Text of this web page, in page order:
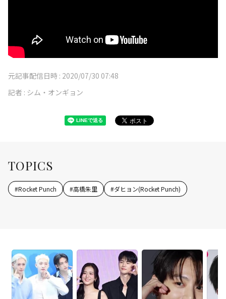
元記事配信日時 : 2020/07/30 07:48
記者 : シム・オンギョン
TOPICS
#Rocket Punch #高橋朱里 #ダヒョン(Rocket Punch)